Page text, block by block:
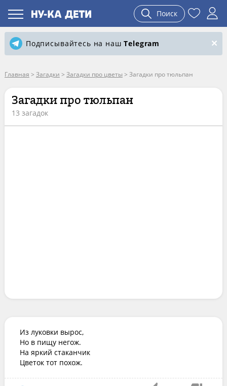
Поиск
Подписывайтесь на нашTelegram
Главная > Загадки > Загадки про цветы > Загадки про тюльпан
Загадки про тюльпан
13 загадок
Из луковки вырос,
Но в пищу негож.
На яркий стаканчик
Цветок тот похож.